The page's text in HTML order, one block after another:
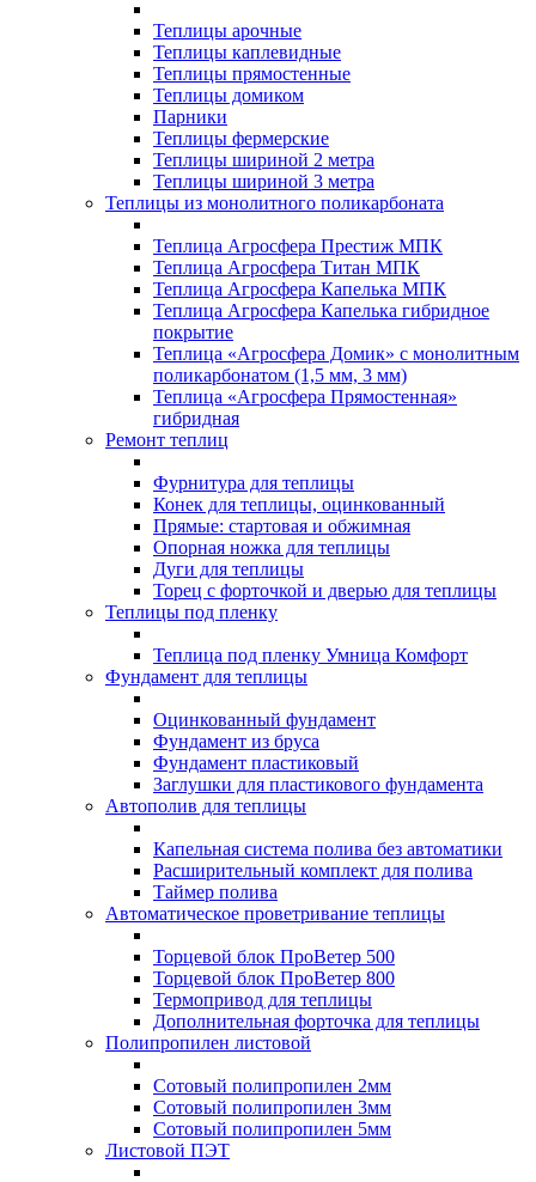
Теплицы арочные
Теплицы каплевидные
Теплицы прямостенные
Теплицы домиком
Парники
Теплицы фермерские
Теплицы шириной 2 метра
Теплицы шириной 3 метра
Теплицы из монолитного поликарбоната
Теплица Агросфера Престиж МПК
Теплица Агросфера Титан МПК
Теплица Агросфера Капелька МПК
Теплица Агросфера Капелька гибридное
покрытие
Теплица «Агросфера Домик» с монолитным
поликарбонатом (1,5 мм, 3 мм)
Теплица «Агросфера Прямостенная»
гибридная
Ремонт теплиц
Фурнитура для теплицы
Конек для теплицы, оцинкованный
Прямые: стартовая и обжимная
Опорная ножка для теплицы
Дуги для теплицы
Торец с форточкой и дверью для теплицы
Теплицы под пленку
Теплица под пленку Умница Комфорт
Фундамент для теплицы
Оцинкованный фундамент
Фундамент из бруса
Фундамент пластиковый
Заглушки для пластикового фундамента
Автополив для теплицы
Капельная система полива без автоматики
Расширительный комплект для полива
Таймер полива
Автоматическое проветривание теплицы
Торцевой блок ПроВетер 500
Торцевой блок ПроВетер 800
Термопривод для теплицы
Дополнительная форточка для теплицы
Полипропилен листовой
Сотовый полипропилен 2мм
Сотовый полипропилен 3мм
Сотовый полипропилен 5мм
Листовой ПЭТ